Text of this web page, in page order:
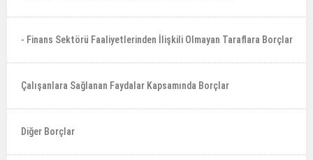
- Finans Sektörü Faaliyetlerinden İlişkili Olmayan Taraflara Borçlar
Çalışanlara Sağlanan Faydalar Kapsamında Borçlar
Diğer Borçlar